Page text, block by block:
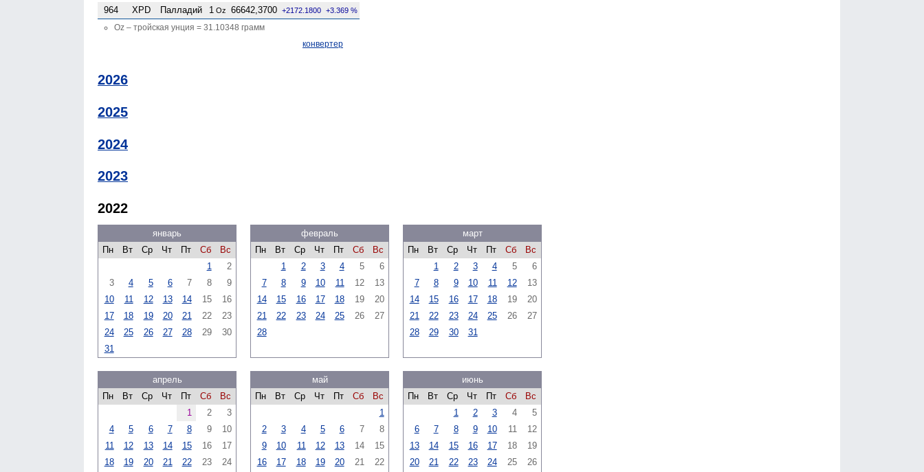
964 XPD Палладий 1 Oz 66642,3700 +2172.1800 +3.369 %
Oz – тройская унция = 31.10348 грамм
конвертер
2026
2025
2024
2023
2022
январь
Пн
Вт Ср Чт Пт Сб
Вс
1
2
3
4 5 6 7 8
9
10
11 12 13 14 15
16
17
18 19 20 21 22
23
24
25 26 27 28 29
30
31
февраль
Пн
Вт Ср Чт Пт Сб
Вс
1
2 3 4 5
6
7
8 9 10 11 12
13
14
15 16 17 18 19
20
21
22 23 24 25 26
27
28
март
Пн
Вт Ср Чт Пт Сб
Вс
1
2 3 4 5
6
7
8 9 10 11 12
13
14
15 16 17 18 19
20
21
22 23 24 25 26
27
28
29 30 31
апрель
Пн
Вт Ср Чт Пт Сб
Вс
1
2
3
4
5 6 7 8 9
10
11
12 13 14 15 16
17
18
19 20 21 22 23
24
май
Пн
Вт Ср Чт Пт Сб
Вс
1
2
3 4 5 6 7
8
9
10 11 12 13 14
15
16
17 18 19 20 21
22
июнь
Пн
Вт Ср Чт Пт Сб
Вс
1
2 3 4
5
6
7 8 9 10 11
12
13
14 15 16 17 18
19
20
21 22 23 24 25
26